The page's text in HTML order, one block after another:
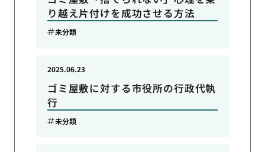
り越え片付けを成功させる方法
未分類
ゴミ屋敷に対する市役所の行政代執
行
2025.06.23
未分類